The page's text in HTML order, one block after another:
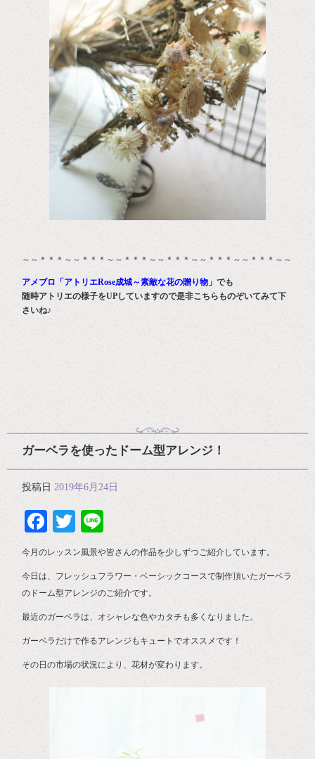
～～＊＊＊～～＊＊＊～～＊＊＊～～＊＊＊～～＊＊＊～～＊＊＊～～
アメブロ「アトリエRose成城～素敵な花の贈り物」でも
随時アトリエの様子をUPしていますので是非こちらものぞいてみて下
さいね♪
ガーベラを使ったドーム型アレンジ！
投稿日 2019年6月24日
Facebook
Twitter
今月のレッスン風景や皆さんの作品を少しずつご紹介しています。
今日は、フレッシュフラワー・ベーシックコースで制作頂いたガーベラ
のドーム型アレンジのご紹介です。
最近のガーベラは、オシャレな色やカタチも多くなりました。
ガーベラだけで作るアレンジもキュートでオススメです！
その日の市場の状況により、花材が変わります。